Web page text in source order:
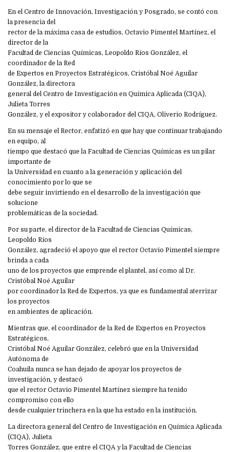
En el Centro de Innovación, Investigación y Posgrado, se contó con
la presencia del
rector de la máxima casa de estudios, Octavio Pimentel Martínez, el
director de la
Facultad de Ciencias Químicas, Leopoldo Ríos González, el
coordinador de la Red
de Expertos en Proyectos Estratégicos, Cristóbal Noé Aguilar
González, la directora
general del Centro de Investigación en Química Aplicada (CIQA),
Julieta Torres
González, y el expositor y colaborador del CIQA, Oliverio Rodríguez.
En su mensaje el Rector, enfatizó en que hay que continuar trabajando
en equipo, al
tiempo que destacó que la Facultad de Ciencias Químicas es un pilar
importante de
la Universidad en cuanto a la generación y aplicación del
conocimiento por lo que se
debe seguir invirtiendo en el desarrollo de la investigación que
solucione
problemáticas de la sociedad.
Por su parte, el director de la Facultad de Ciencias Químicas,
Leopoldo Ríos
González, agradeció el apoyo que el rector Octavio Pimentel siempre
brinda a cada
uno de los proyectos que emprende el plantel, así como al Dr.
Cristóbal Noé Aguilar
por coordinador la Red de Expertos, ya que es fundamental aterrizar
los proyectos
en ambientes de aplicación.
Mientras que, el coordinador de la Red de Expertos en Proyectos
Estratégicos,
Cristóbal Noé Aguilar González, celebró que en la Universidad
Autónoma de
Coahuila nunca se han dejado de apoyar los proyectos de
investigación, y destacó
que el rector Octavio Pimentel Martínez siempre ha tenido
compromiso con ello
desde cualquier trinchera en la que ha estado en la institución.
La directora general del Centro de Investigación en Química Aplicada
(CIQA), Julieta
Torres González, que entre el CIQA y la Facultad de Ciencias